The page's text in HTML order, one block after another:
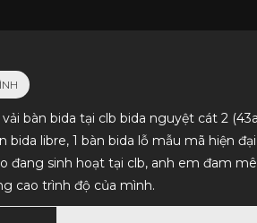
bàn bida tại clb bida nguyệt cát 2
libre, 1 bàn bida lỗ mẫu mã hiện
đang sinh hoạt tại clb, anh em đam
cao trình độ của mình.
tư vấn nhiệt
hộ tiếp
dịch vụ uy tín, chất